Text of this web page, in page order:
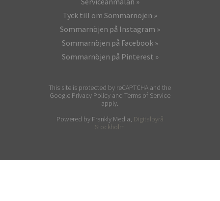
Tyck till om Sommarnöjen
Sommarnöjen på Instagram
Sommarnöjen på Facebook
Sommarnöjen på Pinterest
This site is protected by reCAPTCHA and the
Google Privacy Policy and Terms of Service
apply.
Powered by Frankly Media, Digitalbyrå
Stockholm